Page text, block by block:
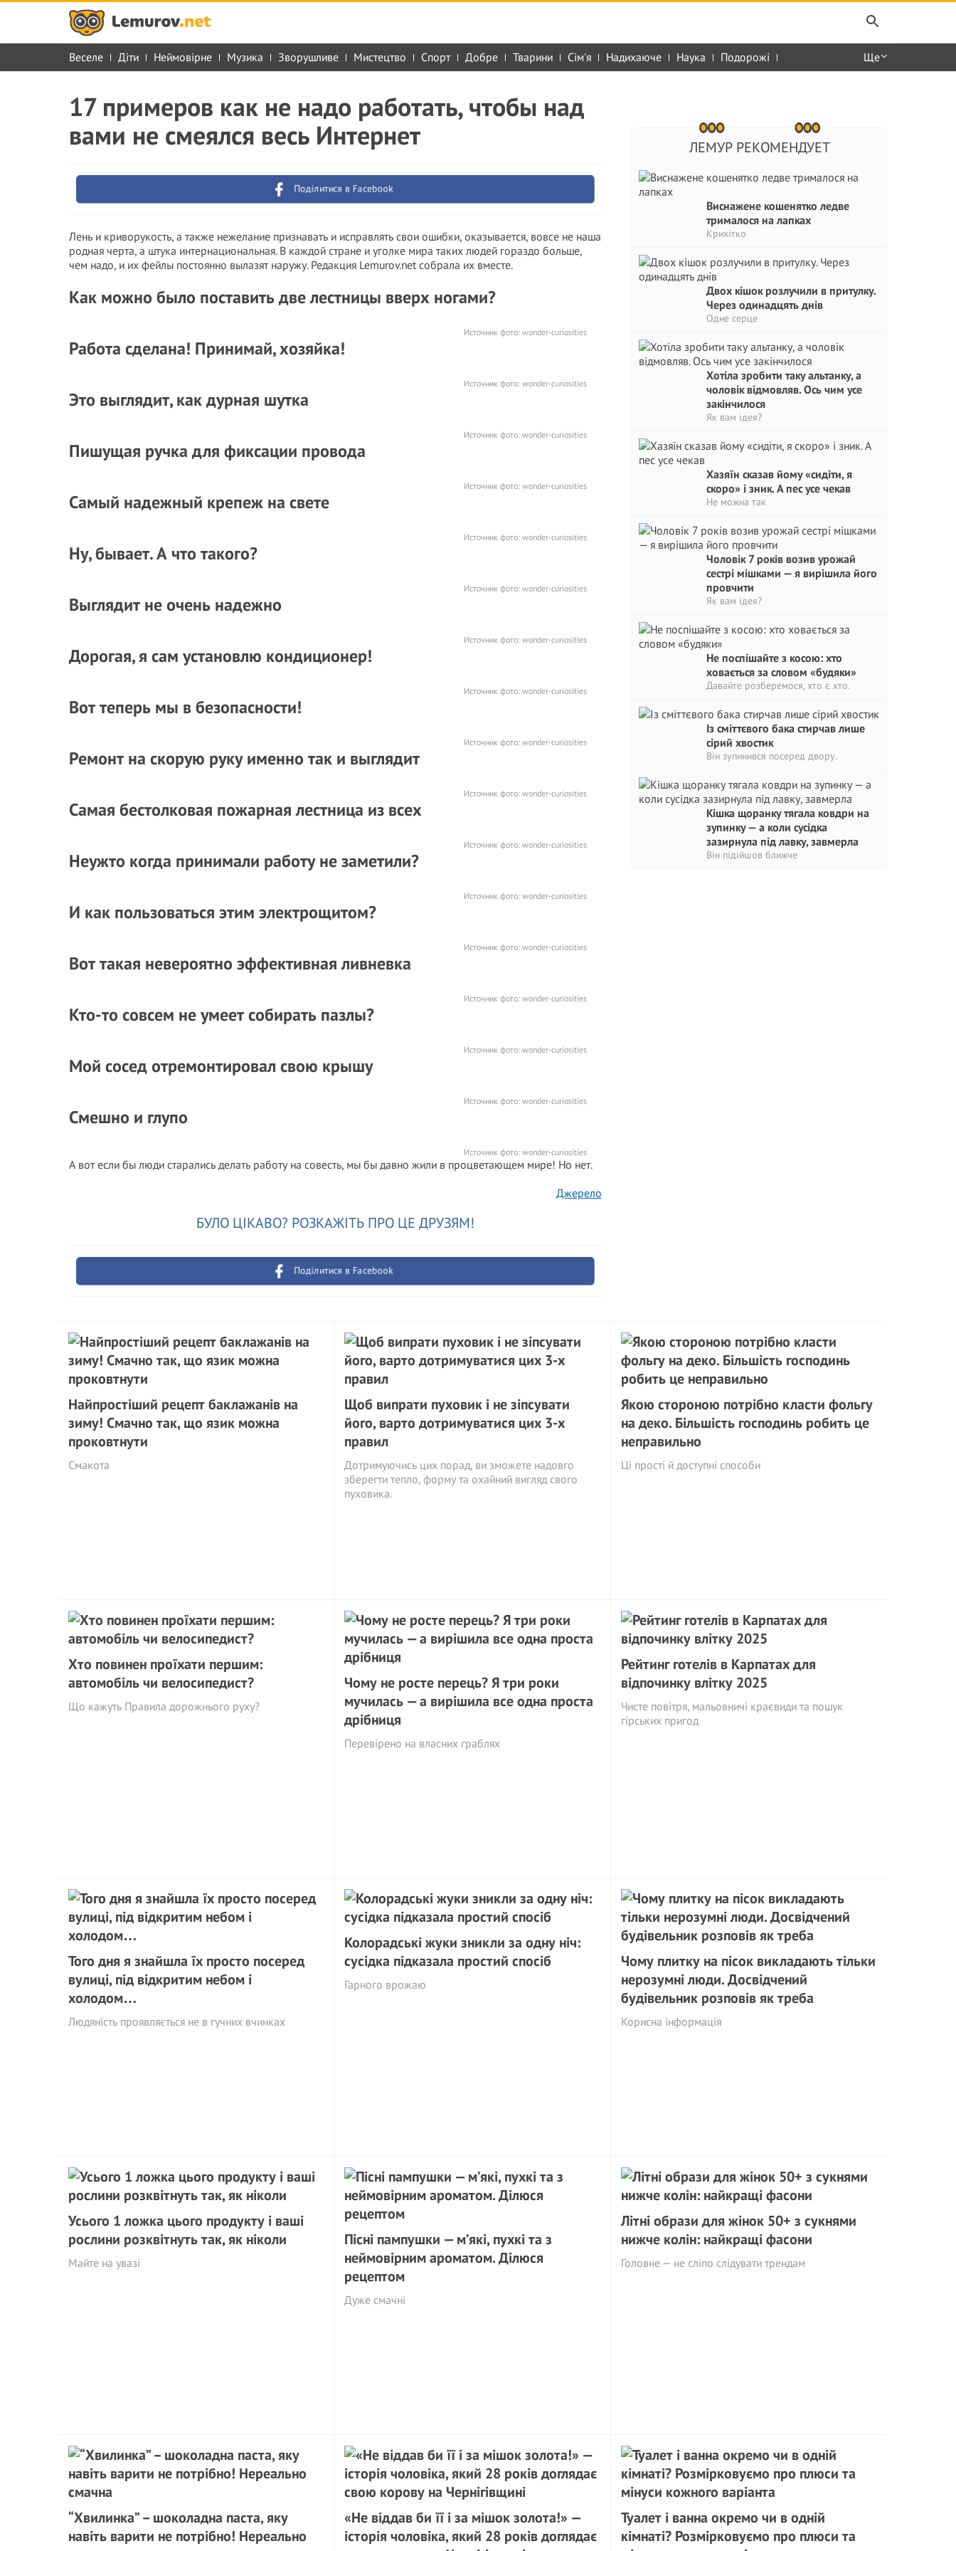
Веселе Діти Неймовірне Музика Зворушливе Мистецтво Спорт Добре Тварини Сім'я Надихаюче Наука Подорожі Ще
ЛЕМУР РЕКОМЕНДУЕТ
Виснажене кошенятко ледве
трималося на лапках
Крихітко
Двох кішок розлучили в притулку.
Через одинадцять днів
Одне серце
Хотіла зробити таку альтанку, а
чоловік відмовляв. Ось чим усе
закінчилося
Як вам ідея?
Хазяїн сказав йому «сидіти, я
скоро» і зник. А пес усе чекав
Не можна так
Чоловік 7 років возив урожай
сестрі мішками — я вирішила його
провчити
Як вам ідея?
Не поспішайте з косою: хто
ховається за словом «будяки»
Давайте розберемося, хто є хто.
Із сміттєвого бака стирчав лише
сірий хвостик
Він зупинився посеред двору.
Кішка щоранку тягала ковдри на
зупинку — а коли сусідка
зазирнула під лавку, завмерла
Він підійшов ближче
17 примеров как не надо работать, чтобы над
вами не смеялся весь Интернет
Поділитися в Facebook
Лень и криворукость, а также нежелание признавать и исправлять свои ошибки, оказывается, вовсе не наша
родная черта, а штука интернациональная. В каждой стране и уголке мира таких людей гораздо больше,
чем надо, и их фейлы постоянно вылазят наружу. Редакция Lemurov.net собрала их вместе.
Как можно было поставить две лестницы вверх ногами?
Источник фото: wonder-curiosities
Работа сделана! Принимай, хозяйка!
Источник фото: wonder-curiosities
Это выглядит, как дурная шутка
Источник фото: wonder-curiosities
Пишущая ручка для фиксации провода
Источник фото: wonder-curiosities
Самый надежный крепеж на свете
Источник фото: wonder-curiosities
Ну, бывает. А что такого?
Источник фото: wonder-curiosities
Выглядит не очень надежно
Источник фото: wonder-curiosities
Дорогая, я сам установлю кондиционер!
Источник фото: wonder-curiosities
Вот теперь мы в безопасности!
Источник фото: wonder-curiosities
Ремонт на скорую руку именно так и выглядит
Источник фото: wonder-curiosities
Самая бестолковая пожарная лестница из всех
Источник фото: wonder-curiosities
Неужто когда принимали работу не заметили?
Источник фото: wonder-curiosities
И как пользоваться этим электрощитом?
Источник фото: wonder-curiosities
Вот такая невероятно эффективная ливневка
Источник фото: wonder-curiosities
Кто-то совсем не умеет собирать пазлы?
Источник фото: wonder-curiosities
Мой сосед отремонтировал свою крышу
Источник фото: wonder-curiosities
Смешно и глупо
Источник фото: wonder-curiosities
А вот если бы люди старались делать работу на совесть, мы бы давно жили в процветающем мире! Но нет.
Джерело
БУЛО ЦІКАВО? РОЗКАЖІТЬ ПРО ЦЕ ДРУЗЯМ!
Поділитися в Facebook
Найпростіший рецепт баклажанів на
зиму! Смачно так, що язик можна
проковтнути
Смакота
Щоб випрати пуховик і не зіпсувати
його, варто дотримуватися цих 3-х
правил
Дотримуючись цих порад, ви зможете надовго
зберегти тепло, форму та охайний вигляд свого
пуховика.
Якою стороною потрібно класти фольгу
на деко. Більшість господинь робить це
неправильно
Ці прості й доступні способи
Хто повинен проїхати першим:
автомобіль чи велосипедист?
Що кажуть Правила дорожнього руху?
Чому не росте перець? Я три роки
мучилась — а вирішила все одна проста
дрібниця
Перевірено на власних граблях
Рейтинг готелів в Карпатах для
відпочинку влітку 2025
Чисте повітря, мальовничі краєвиди та пошук
гірських пригод
Того дня я знайшла їх просто посеред
вулиці, під відкритим небом і
холодом…
Людяність проявляється не в гучних вчинках
Колорадські жуки зникли за одну ніч:
сусідка підказала простий спосіб
Гарного врожаю
Чому плитку на пісок викладають тільки
нерозумні люди. Досвідчений
будівельник розповів як треба
Корисна інформація
Усього 1 ложка цього продукту і ваші
рослини розквітнуть так, як ніколи
Майте на увазі
Пісні пампушки — м’які, пухкі та з
неймовірним ароматом. Ділюся
рецептом
Дуже смачні
Літні образи для жінок 50+ з сукнями
нижче колін: найкращі фасони
Головне — не сліпо слідувати трендам
“Хвилинка” – шоколадна паста, яку
навіть варити не потрібно! Нереально
«Не віддав би її і за мішок золота!» —
історія чоловіка, який 28 років доглядає
Туалет і ванна окремо чи в одній
кімнаті? Розмірковуємо про плюси та